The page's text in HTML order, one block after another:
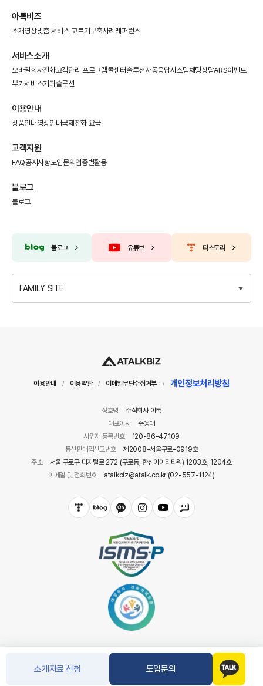
소개자료 신청 도입문의
아톡비즈
소개영상맞춤 서비스 고르기구축사례 레퍼런스
서비스소개
모바일회사전화고객관리 프로그램콜센터솔루션자동응답시스템채팅상담ARS이벤트
부가서비스기타솔루션
이용안내
상품안내 영상안내국제전화 요금
고객지원
FAQ공지사항도입문의 업종별활용
블로그
블로그
블로그 유튜브 티스토리
FAMILY SITE
이용안내 / 이용약관 / 이메일무단수집거부 / 개인정보처리방침
상호명
주식회사 아톡
대표이사
주웅대
사업자 등록번호
120-86-47109
통신판매업신고번호
제2008-서울구로-0919호
주소
서울 구로구 디지털로 272 (구로동, 한신아이티타워) 1203호, 1204호
이메일 및 전화번호
atalkbiz@atalk.co.kr (02-557-1124)
COPYRIGHT(C) 아톡. CO.LTD ALL RIGHT RESERVED.